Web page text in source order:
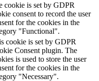
cookie is set by GDPR
consent to record the user
for the cookies in the
"Functional".
cookie is set by GDPR
Consent plugin. The
is used to store the user
for the cookies in the
"Necessary".